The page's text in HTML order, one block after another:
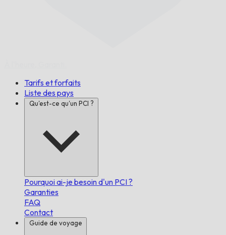
Tarifs et forfaits
Liste des pays
Qu'est-ce qu'un PCI ?
Pourquoi ai-je besoin d'un PCI ?
Garanties
FAQ
Contact
Guide de voyage